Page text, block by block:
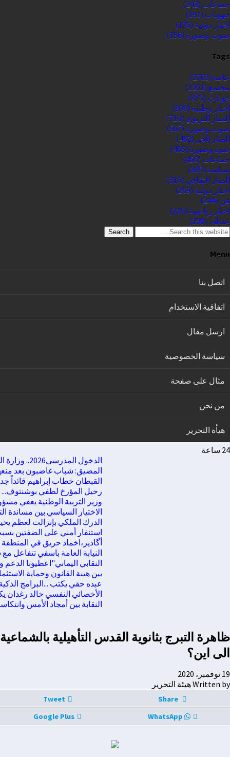
جماعات (243)
جهويات (191)
اخبار دولية (176)
صوت وصورة (156)
Tags
عامة (2763)
مجتمع (1201)
حوادث (875)
اخبار وطنية (808)
المنار التربوي (716)
صوت وصورة (567)
المنار الحر (482)
صوة وصورة (465)
جماعات (456)
سياسة (385)
المنار الثقافي (316)
اخبار دولية (269)
فن (244)
اخبار رياضية (219)
عدالة.. (158)
Search
Menu
اتصل بنا
اتفاقية الاستخدام
ارسل مقال
سياسة الخصوصية
مثال على صفحة
من نحن
هيأة التحرير
24 ساعة
الدخول المدرسي2026.. وزارة التربية الوطنية تعلن موعد التحاق إلتلاميذ والأطرالإدارية والتربوية
المضيق: شباب غاضبون بعد
القبطان خطاب إبراهيم قائداً
رحيل المؤرخ لطفي بوشنتوف...
وزير التربية الوطنية يعفي
الاختيار السياسي بين مساندة
الدرك الملكي بإنزالت لعظم
استنفار أمني على الضفتين بسبب
أگادير،اخماد حريق في المنطقة
النيابة العامة باسفي تتفاعل
النقابي اليماني"اعطيونا الدعم
بين هيبة القانون وحماية
عبده حقي يكتب ...البرامج الذكية
الأخصائي النفسي خالد رغدان
النقابة بين أمجاد الأمس
ظاهرة التبرج بثانوية القدس التأهيلية بالشماعية
الى اين؟
19 نوفمبر، 2020
Written by هيئة التحرير
Share
Tweet
WhatsApp
Google Plus